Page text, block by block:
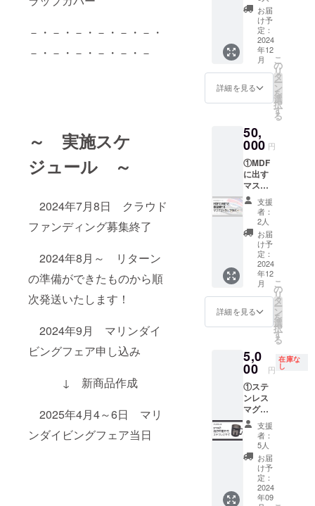
－・－・－・－・－・－・
－・－・－・－・－・－
～ 実施スケ
ジュール ～
2024年7月8日 クラウド
ファンディング募集終了
2024年8月～ リターン
の準備ができたものから順
次発送いたします！
2024年9月 マリンダイ
ビングフェア申し込み
↓ 新商品作成
2025年4月4～6日 マリ
ンダイビングフェア当日
なニッ
クネー
ムなど
の
お名前
をご記
さい。
クエス
トを基
にデザ
インの
下書き
を作成
し
メール
れ(清書)
を行い
ます。
・書
き直し
はペン
入れ後
から2回
までと
なりま
す。
・
データ
でのデ
ザイン
しは不
可とな
・著
作権を
侵害す
るもの
は不可
となり
ます。
②フェ
ア当
日、
ブース
パネル
にお名
由に指
定可
※人名や
著作権
を侵害
するも
のは不
可
る場合
があり
ます。
※メー
ルにて
相談し
ながら
の作成
となり
ます。
後
日こち
らから
ご連絡
いたし
ます。
提
際にご
指定く
ださ
い。
※万が
一、マ
リンダ
イビン
グフェ
アへの
出店が
で
きな
かった
緒に製
作！
＆その
商品を
先行で
提供！
※A4
サイズ
のファ
イルと
す。
※好きな
海の生
き物、
モチー
フ、色
などの
デザイ
ンを
自
由に指
定可
※人名や
著作権
を侵害
するも
のは不
断りす
る場合
があり
ます。
※メー
ルにて
相談し
ながら
の作成
となり
ます。
後
日こち
らから
お届
け予
定：
2024
年12
月
詳細を見る
こ
の
リ
タ
ー
ン
を
選
択
す
る
50,
000 円
①MDF
に出す
マスク
スト
ラップ
カバー
を一緒
に製
作！
＆その
商品を
先行で
提供！
※好き
な海の
生き
チー
フ、色
などの
デザイ
ンを
自
由に指
定可
※人名や
著作権
を侵害
するも
のは不
可
支援
者：
2人
お届
け予
定：
2024
年12
月
詳細を見る
こ
の
リ
タ
ー
ン
を
選
択
す
る
5,0
00 円
在庫な
し
①ステ
ンレス
マグ
「orca
と海の
仲間た
ち」
※真空2
重のス
テンレ
スマグ
支援
者：
5人
お届
け予
定：
2024
年09